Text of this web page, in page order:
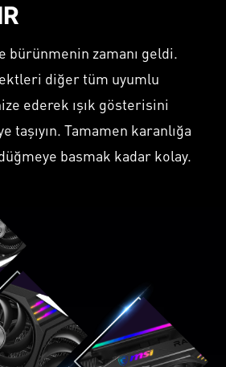
bürünmenin zamanı geldi.
diğer tüm uyumlu
ederek ışık gösterisini
taşıyın. Tamamen karanlığa
basmak kadar kolay.